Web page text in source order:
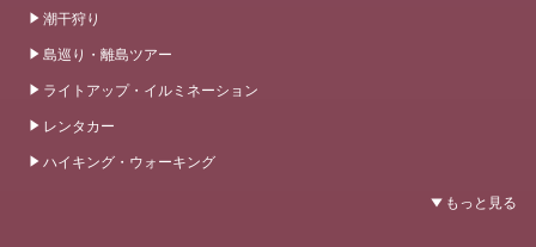
潮干狩り
島巡り・離島ツアー
ライトアップ・イルミネーション
レンタカー
ハイキング・ウォーキング